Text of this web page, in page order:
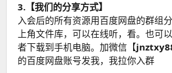
3.【我们的分享方式】
入会后的所有资源用百度网盘的群组
上角文件库，可以在线听，看。也可
者下载到手机电脑。加微信【
的百度网盘账号发我，我拉你入群